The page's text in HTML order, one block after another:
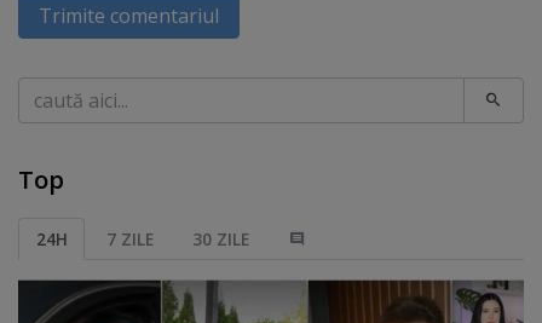
Trimite comentariul
Caută
Top
24H 7 ZILE 30 ZILE